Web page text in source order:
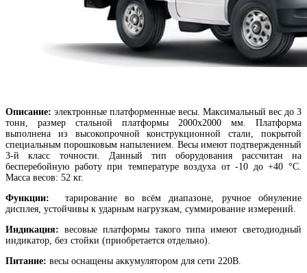
Описание: электронные платформенные весы. Максимальный вес до 3
тонн, размер стальной платформы 2000х2000 мм. Платформа
выполнена из высокопрочной конструкционной стали, покрытой
специальным порошковым напылением. Весы имеют подтвержденный
3-й класс точности. Данный тип оборудования рассчитан на
бесперебойную работу при температуре воздуха от -10 до +40 °С.
Масса весов: 52 кг.
Функции:
тарирование во всём диапазоне, ручное обнуление
дисплея, устойчивы к ударным нагрузкам, суммирование измерений.
Индикация: весовые платформы такого типа имеют светодиодный
индикатор, без стойки (приобретается отдельно).
Питание: весы оснащены аккумулятором для сети 220В.